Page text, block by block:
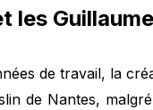
les
de travail, la
de Nantes,